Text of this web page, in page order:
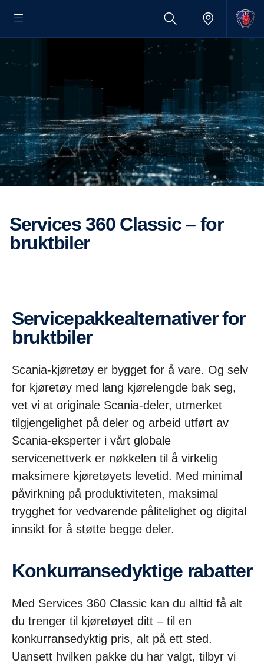
Services 360 Classic – for
bruktbiler
Servicepakkealternativer for
bruktbiler
Scania-kjøretøy er bygget for å vare. Og selv
for kjøretøy med lang kjørelengde bak seg,
vet vi at originale Scania-deler, utmerket
tilgjengelighet på deler og arbeid utført av
Scania-eksperter i vårt globale
servicenettverk er nøkkelen til å virkelig
maksimere kjøretøyets levetid. Med minimal
påvirkning på produktiviteten, maksimal
trygghet for vedvarende pålitelighet og digital
innsikt for å støtte begge deler.
Konkurransedyktige rabatter
Med Services 360 Classic kan du alltid få alt
du trenger til kjøretøyet ditt – til en
konkurransedyktig pris, alt på ett sted.
Uansett hvilken pakke du har valgt, tilbyr vi